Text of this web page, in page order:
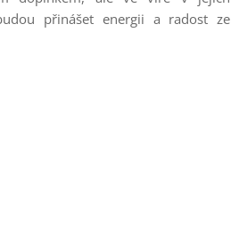
přinášet energii a radost ze